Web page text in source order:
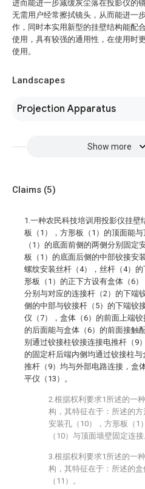
进而能进一步减缓灰尘落在投影仪的
无需用户经常擦拭镜头，从而能进一
作，同时本实用新型的挂壁结构能配
使用，具有较强的通用性，在使用时
使用。
Landscapes
Projection Apparatus
Show more
Claims (5)
1.一种农民科技培训用投影仪挂
板（1），方形板（1）的顶面能
（1）的底面前侧的两侧分别固定
板（1）的底面后侧的中部铰接安
螺纹安装丝杆（4），丝杆（4）
形板（1）的正下方设有盒体（6
分别与对应的连接杆（2）的下端
侧的中部与铰接杆（5）的下端铰
仪（7），盒体（6）的前面上端铰
的后面能与盒体（6）的前面接触
别通过铰接柱铰接连接电推杆（9
的固定杆后端内侧均通过铰接柱
推杆（9）均与外部电路连接，盒
平仪（13）。
2.根据权利要求1所述的一
构，其特征在于：所述的
安装孔（10），方形板（1
（10）与顶面墙壁固定连接
3.根据权利要求1所述的一
构，其特征在于：所述的
（11）。